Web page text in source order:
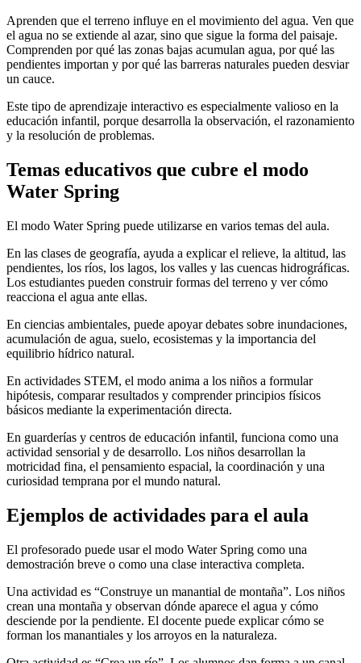
Aprenden que el terreno influye en el movimiento del agua. Ven que
el agua no se extiende al azar, sino que sigue la forma del paisaje.
Comprenden por qué las zonas bajas acumulan agua, por qué las
pendientes importan y por qué las barreras naturales pueden desviar
un cauce.
Este tipo de aprendizaje interactivo es especialmente valioso en la
educación infantil, porque desarrolla la observación, el razonamiento
y la resolución de problemas.
Temas educativos que cubre el modo
Water Spring
El modo Water Spring puede utilizarse en varios temas del aula.
En las clases de geografía, ayuda a explicar el relieve, la altitud, las
pendientes, los ríos, los lagos, los valles y las cuencas hidrográficas.
Los estudiantes pueden construir formas del terreno y ver cómo
reacciona el agua ante ellas.
En ciencias ambientales, puede apoyar debates sobre inundaciones,
acumulación de agua, suelo, ecosistemas y la importancia del
equilibrio hídrico natural.
En actividades STEM, el modo anima a los niños a formular
hipótesis, comparar resultados y comprender principios físicos
básicos mediante la experimentación directa.
En guarderías y centros de educación infantil, funciona como una
actividad sensorial y de desarrollo. Los niños desarrollan la
motricidad fina, el pensamiento espacial, la coordinación y una
curiosidad temprana por el mundo natural.
Ejemplos de actividades para el aula
El profesorado puede usar el modo Water Spring como una
demostración breve o como una clase interactiva completa.
Una actividad es “Construye un manantial de montaña”. Los niños
crean una montaña y observan dónde aparece el agua y cómo
desciende por la pendiente. El docente puede explicar cómo se
forman los manantiales y los arroyos en la naturaleza.